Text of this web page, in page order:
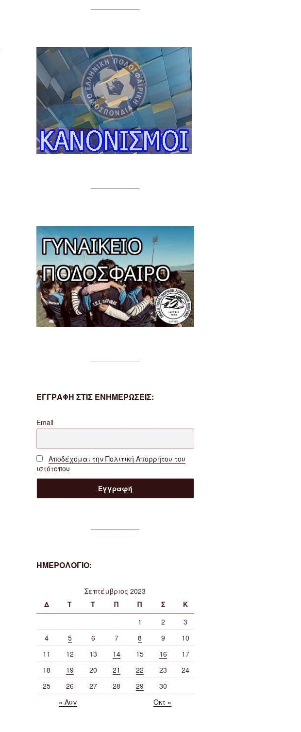
ΕΓΓΡΑΦΗ ΣΤΙΣ ΕΝΗΜΕΡΩΣΕΙΣ:
Email
Αποδέχομαι την Πολιτική Απορρήτου του
ιστότοπου
ΗΜΕΡΟΛΟΓΙΟ:
Σεπτέμβριος 2023
Δ
Τ Τ Π Π Σ
Κ
1
2
3
4
5 6 7 8 9
10
11
12 13 14 15 16
17
18
19 20 21 22 23
24
25
26 27 28 29
30
« Αυγ
Οκτ »